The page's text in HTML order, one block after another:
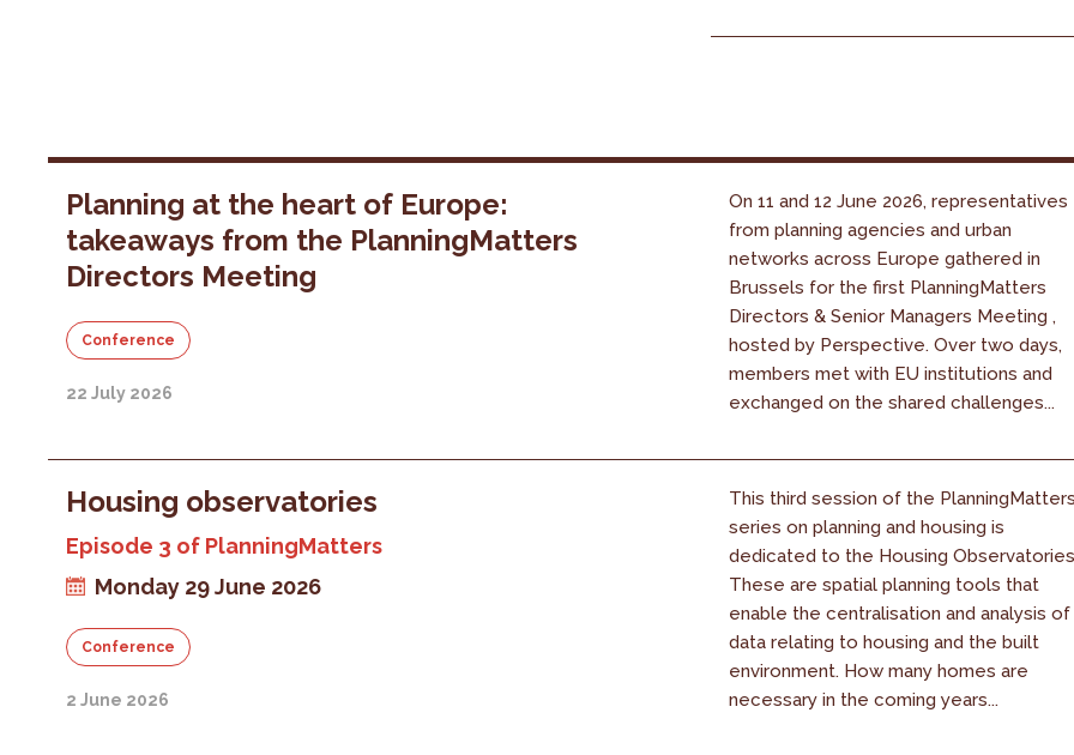
Planning at the heart of Europe:
takeaways from the PlanningMatters
Directors Meeting
Conference
22 July 2026
On 11 and 12 June 2026, representatives
from planning agencies and urban
networks across Europe gathered in
Brussels for the first PlanningMatters
Directors & Senior Managers Meeting ,
hosted by Perspective. Over two days,
members met with EU institutions and
exchanged on the shared challenges...
Housing observatories
Episode 3 of PlanningMatters
Monday 29 June 2026
Conference
2 June 2026
This third session of the
series on planning and housing is
dedicated to the Housing
These are spatial planning tools that
enable the centralisation and analysis of
data relating to housing and the built
environment. How many homes are
necessary in the coming years...